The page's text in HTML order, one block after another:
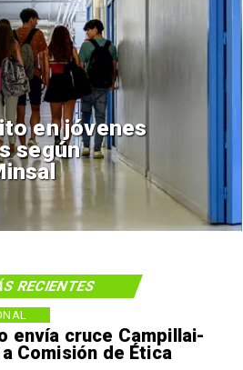
en jóvenes
según
envía cruce Campillai-
Comisión de Ética
RECIENTES